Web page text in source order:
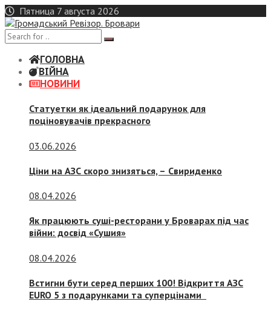
Skip
to
content
Пятница 7 августа 2026
ГОЛОВНА
ВІЙНА
НОВИНИ
Статуетки як ідеальний подарунок для
поціновувачів прекрасного
03.06.2026
Ціни на АЗС скоро знизяться, – Свириденко
08.04.2026
Як працюють суші-ресторани у Броварах під час
війни: досвід «Сушия»
08.04.2026
Встигни бути серед перших 100! Відкриття АЗС
EURO 5 з подарунками та суперцінами